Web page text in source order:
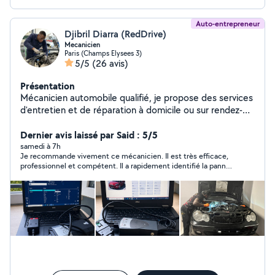
Auto-entrepreneur
Djibril Diarra (RedDrive)
Mecanicien
Paris (Champs Elysees 3)
5/5 (26 avis)
Présentation
Mécanicien automobile qualifié, je propose des services
d'entretien et de réparation à domicile ou sur rendez-
courantes : vidange, filtres, freinage, diagnostic,
entretien complet, remplacement de pièces,
embrayage et petites réparations mécaniques.Mon
objectif est simple : vous proposer un service sérieux,
rapide et transparent, avec un tarif annoncé avant
l'intervention et sans mauvaise surprise. Vous pouvez
fournir vos pièces ou me laisser m'en occuper selon
votre préférence. Pour un devis précis, il suffit de
m'envoyer la marque, le modèle, l'année, la motorisation
Dernier avis laissé par Said : 5/5
samedi à 7h
Je recommande vivement ce mécanicien. Il est très efficace,
professionnel et compétent. Il a rapidement identifié la panne
les explications sont claires et le tarif est raisonnable. Je
n'hésiterai pas à refaire appel à lui si besoin. Merci encore !